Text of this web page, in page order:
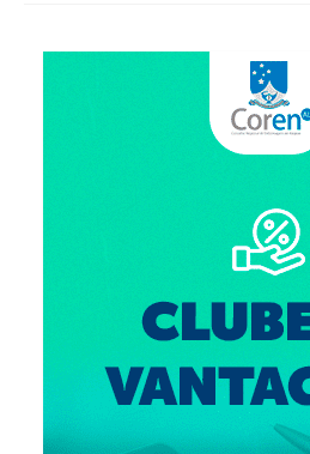
Conselheiros e Diretoria
Câmaras Técnicas
Carta de Serviços ao
Transparência e
Eleições Triênio
Eleições 2023
Eleições Anteriores